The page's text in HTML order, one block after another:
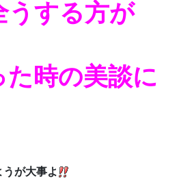
うする方が
時の美談に
が大事よ